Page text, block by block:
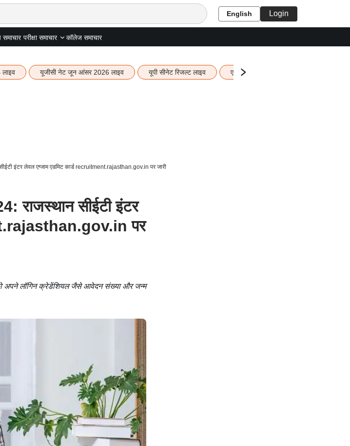
English Login
समाचार परीक्षा समाचार कॉलेज समाचार
लाइव यूजीसी नेट जून आंसर 2026 लाइव यूपी सीनेट रिजल्ट लाइव एचबीएसई 12वीं का रिजल्ट लाइव
इंटर लेवल एग्जाम एडमिट कार्ड recruitment.rajasthan.gov.in पर जारी
सीईटी इंटर
पर
अपने लॉगिन क्रेडेंशियल जैसे आवेदन संख्या और जन्म